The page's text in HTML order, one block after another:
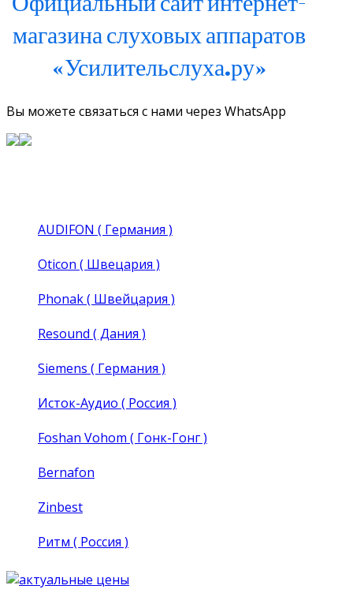
магазина слуховых аппаратов
«Усилительслуха.ру»
Вы можете связаться с нами через WhatsApp
AUDIFON ( Германия )
Oticon ( Швецария )
Phonak ( Швейцария )
Resound ( Дания )
Siemens ( Германия )
Исток-Аудио ( Россия )
Foshan Vohom ( Гонк-Гонг )
Bernafon
Zinbest
Ритм ( Россия )